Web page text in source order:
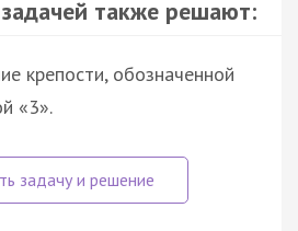
также решают:
крепости, обозначенной
«3».